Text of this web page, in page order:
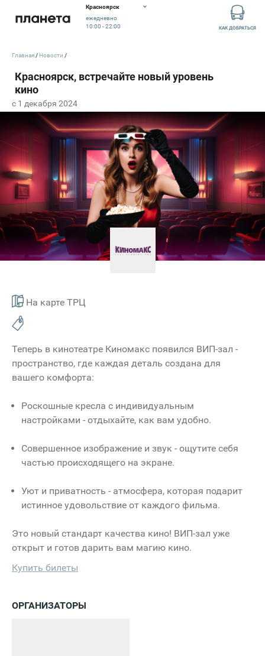
Красноярск
ежедневно
10:00 - 22:00
КАК ДОБРАТЬСЯ
c 1 декабря 2024
На карте ТРЦ
Главная Новости
Теперь в кинотеатре Киномакс появился ВИП-зал -
пространство, где каждая деталь создана для
вашего комфорта:
Роскошные кресла с индивидуальным
настройками - отдыхайте, как вам удобно.
Совершенное изображение и звук - ощутите себя
частью происходящего на экране.
Уют и приватность - атмосфера, которая подарит
истинное удовольствие от каждого фильма.
Это новый стандарт качества кино! ВИП-зал уже
открыт и готов дарить вам магию кино.
Купить билеты
ОРГАНИЗАТОРЫ